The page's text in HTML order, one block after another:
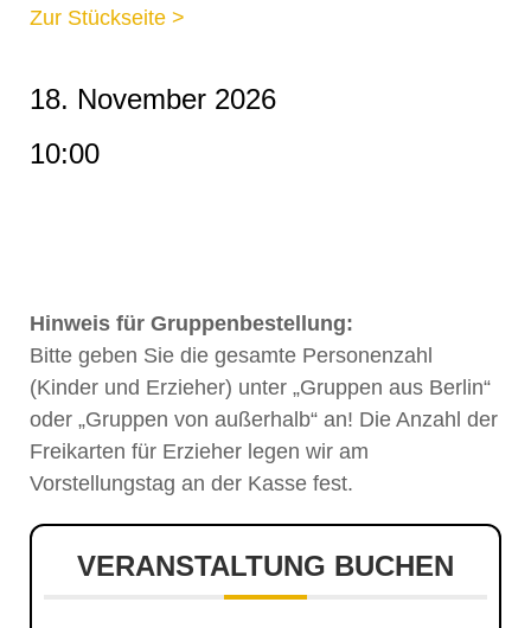
Zur Stückseite >
18. November 2026
10:00
Hinweis für Gruppenbestellung:
Bitte geben Sie die gesamte Personenzahl
(Kinder und Erzieher) unter „Gruppen aus Berlin“
oder „Gruppen von außerhalb“ an! Die Anzahl der
Freikarten für Erzieher legen wir am
Vorstellungstag an der Kasse fest.
VERANSTALTUNG BUCHEN